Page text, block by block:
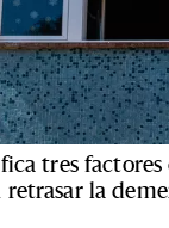
tres factores
la